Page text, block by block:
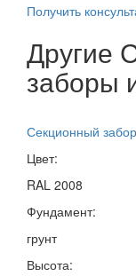
Получить
Другие
заборы
Секционный
Цвет:
RAL 2008
Фундамент:
грунт
Высота: